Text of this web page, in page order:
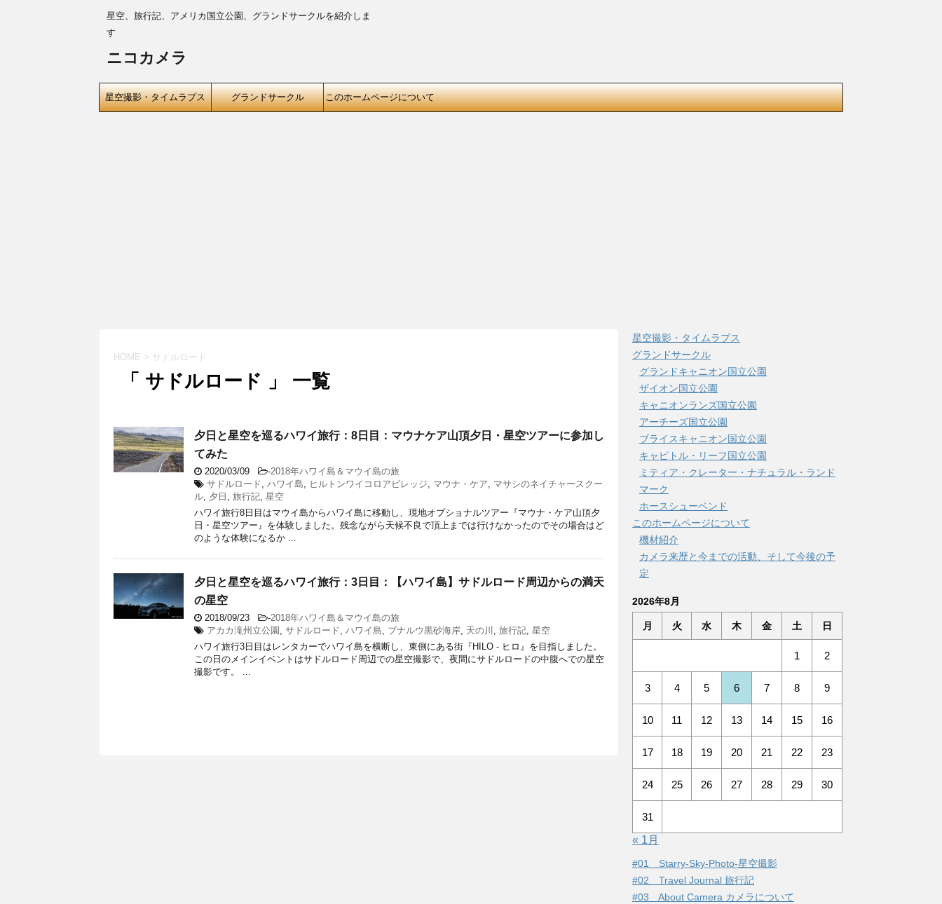
星空、旅行記、アメリカ国立公園、グランドサークルを紹介しま
す
ニコカメラ
星空撮影・タイムラプス グランドサークル このホームページについて
HOME > サドルロード
「 サドルロード 」 一覧
夕日と星空を巡るハワイ旅行：8日目：マウナケア山頂夕日・星空ツアーに参加し
てみた
2020/03/09 -2018年ハワイ島＆マウイ島の旅
サドルロード, ハワイ島, ヒルトンワイコロアビレッジ, マウナ・ケア, マサシのネイチャースクー
ル, 夕日 , 旅行記, 星空
ハワイ旅行8日目はマウイ島からハワイ島に移動し、現地オプショナルツアー『マウナ・ケア山頂夕
日・星空ツアー』を体験しました。残念ながら天候不良で頂上までは行けなかったのでその場合はど
のような体験になるか ...
夕日と星空を巡るハワイ旅行：3日目：【ハワイ島】サドルロード周辺からの満天
の星空
2018/09/23 -2018年ハワイ島＆マウイ島の旅
アカカ滝州立公園 , サドルロード, ハワイ島, プナルウ黒砂海岸, 天の川 , 旅行記, 星空
ハワイ旅行3日目はレンタカーでハワイ島を横断し、東側にある街『HILO - ヒロ』を目指しました。
この日のメインイベントはサドルロード周辺での星空撮影で、夜間にサドルロードの中腹へでの星空
撮影です。 ...
星空撮影・タイムラプス
グランドサークル
グランドキャニオン国立公園
ザイオン国立公園
キャニオンランズ国立公園
アーチーズ国立公園
ブライスキャニオン国立公園
キャピトル・リーフ国立公園
ミティア・クレーター・ナチュラル・ランド
マーク
ホースシューベンド
このホームページについて
機材紹介
カメラ来歴と今までの活動、そして今後の予
定
2026年8月
月 火 水 木 金 土 日
1 2
3 4 5 6 7 8 9
10 11 12 13 14 15 16
17 18 19 20 21 22 23
24 25 26 27 28 29 30
31
« 1月
#01 Starry-Sky-Photo-星空撮影
#02 Travel Journal 旅行記
#03 About Camera カメラについて